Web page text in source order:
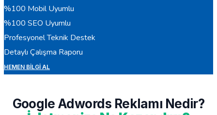
%100 Mobil Uyumlu
%100 SEO Uyumlu
Profesyonel Teknik Destek
Detaylı Çalışma Raporu
HEMEN BILGI AL
Google Adwords Reklamı Nedir?